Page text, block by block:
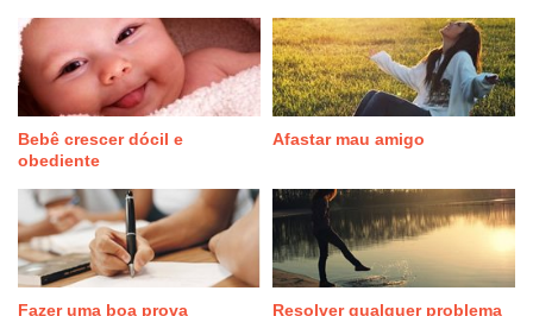
Bebê crescer dócil e
obediente
Afastar mau amigo
Fazer uma boa prova Resolver qualquer problema